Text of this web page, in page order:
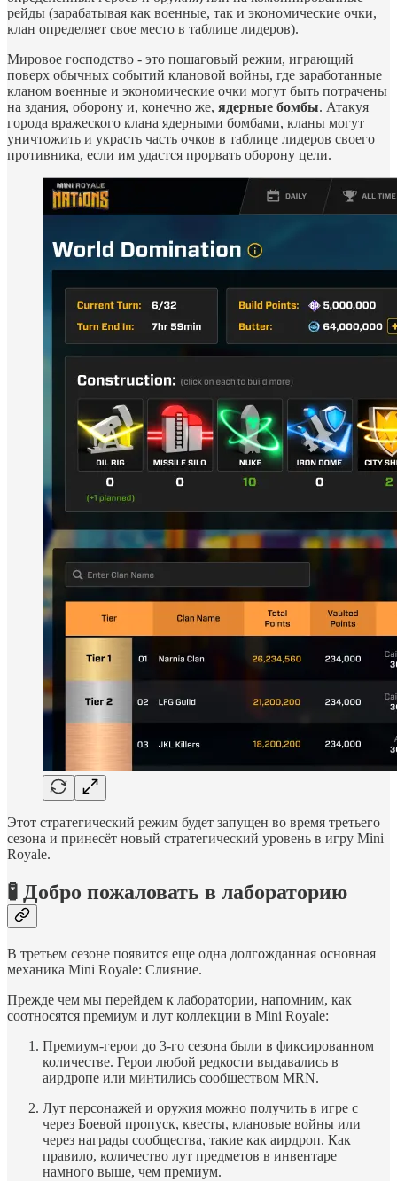
рейды (зарабатывая как военные, так и экономические очки,
клан определяет свое место в таблице лидеров).
Мировое господство - это пошаговый режим, играющий
поверх обычных событий клановой войны, где заработанные
кланом военные и экономические очки могут быть потрачены
на здания, оборону и, конечно же, ядерные бомбы. Атакуя
города вражеского клана ядерными бомбами, кланы могут
уничтожить и украсть часть очков в таблице лидеров своего
противника, если им удастся прорвать оборону цели.
Этот стратегический режим будет запущен во время третьего
сезона и принесёт новый стратегический уровень в игру Mini
Royale.
🧪 Добро пожаловать в лабораторию
В третьем сезоне появится еще одна долгожданная основная
механика Mini Royale: Слияние.
Прежде чем мы перейдем к лаборатории, напомним, как
соотносятся премиум и лут коллекции в Mini Royale:
Премиум-герои до 3-го сезона были в фиксированном
количестве. Герои любой редкости выдавались в
аирдропе или минтились сообществом MRN.
Лут персонажей и оружия можно получить в игре с
через Боевой пропуск, квесты, клановые войны или
через награды сообщества, такие как аирдроп. Как
правило, количество лут предметов в инвентаре
намного выше, чем премиум.